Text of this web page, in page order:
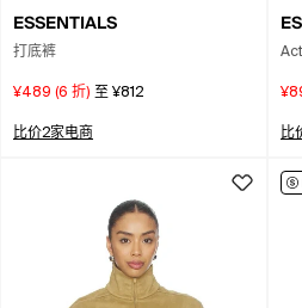
ESSENTIALS
打底裤
¥489 (6 折) 至 ¥812
比价2家电商 比